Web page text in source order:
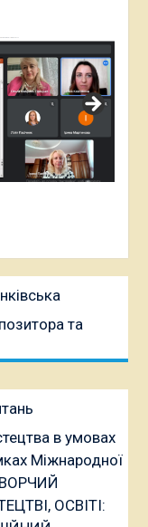
та
в умовах
Міжнародної
ОСВІТІ: